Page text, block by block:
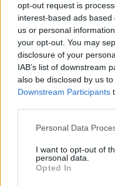
opt-out request is
interest-based ads
us or personal
your opt-out. You may
disclosure of your
IAB’s list of downstream
also be disclosed by us
Downstream Participants
Personal Data
I want to opt-out of
personal data.
Opted In
pièce cinematografica